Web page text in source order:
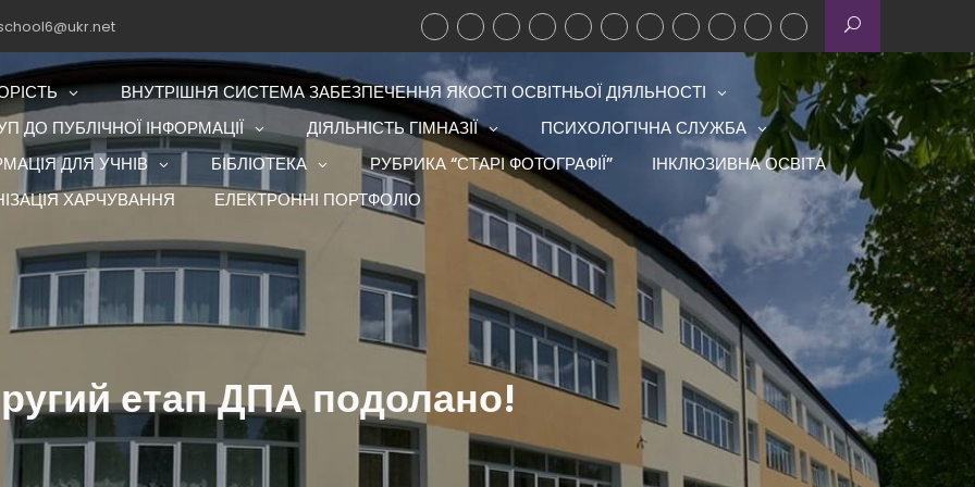
ВНУТРІШНЯ СИСТЕМА ЗАБЕЗПЕЧЕННЯ ЯКОСТІ ОСВІТНЬОЇ ДІЯЛЬНОСТІ
ДО ПУБЛІЧНОЇ ІНФОРМАЦІЇ
ДІЯЛЬНІСТЬ ГІМНАЗІЇ
ПСИХОЛОГІЧНА СЛУЖБА
ДЛЯ УЧНІВ
БІБЛІОТЕКА РУБРИКА “СТАРІ ФОТОГРАФІЇ”
ІНКЛЮЗИВНА ОСВІТА
ХАРЧУВАННЯ
ЕЛЕКТРОННІ ПОРТФОЛІО
етап ДПА подолано!